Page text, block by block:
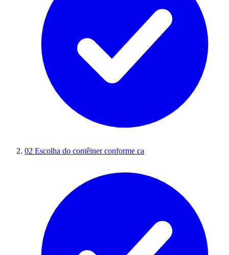
02 Escolha do contêiner conforme ca